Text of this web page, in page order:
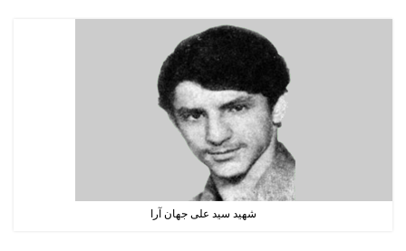
شهید سید علی جهان آرا